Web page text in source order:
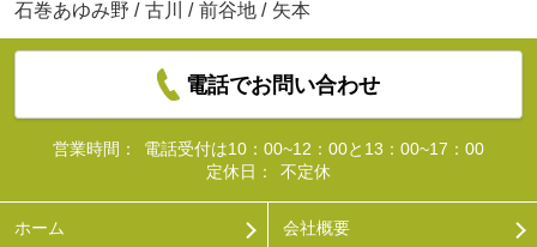
石巻あゆみ野 / 古川 / 前谷地 / 矢本
電話でお問い合わせ
営業時間：
電話受付は10：00~12：00と13：00~17：00
定休日：
不定休
ホーム 会社概要